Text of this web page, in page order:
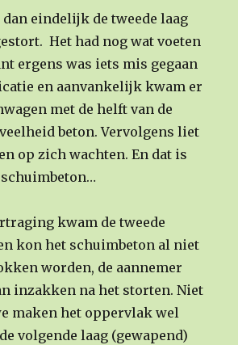
eindelijk de tweede laag
Het had nog wat voeten
ergens was iets mis gegaan
en aanvankelijk kwam er
met de helft van de
beton. Vervolgens liet
op zich wachten. En dat is
kwam de tweede
kon het schuimbeton al niet
worden, de aannemer
inzakken na het storten. Niet
maken het oppervlak wel
volgende laag (gewapend)